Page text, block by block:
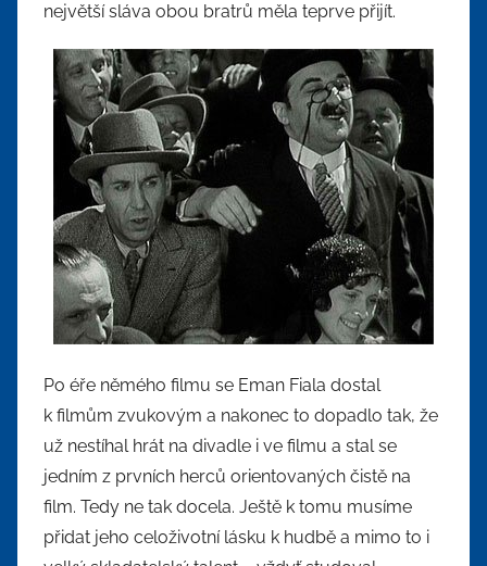
největší sláva obou bratrů měla teprve přijít.
Po éře němého filmu se Eman Fiala dostal
k filmům zvukovým a nakonec to dopadlo tak, že
už nestíhal hrát na divadle i ve filmu a stal se
jedním z prvních herců orientovaných čistě na
film. Tedy ne tak docela. Ještě k tomu musíme
přidat jeho celoživotní lásku k hudbě a mimo to i